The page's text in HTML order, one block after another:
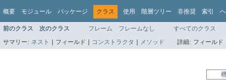
概要 モジュール パッケージ クラス 使用 階層ツリー 非推奨 索引
前のクラス 次のクラス フレーム フレームなし
すべてのクラス
サマリー: ネスト | フィールド | コンストラクタ | メソッド 詳細: フィール